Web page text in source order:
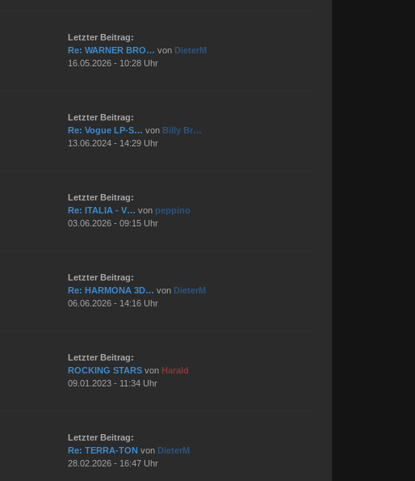
Letzter Beitrag:
Re: WARNER BRO… von DieterM
16.05.2026 - 10:28 Uhr
Letzter Beitrag:
Re: Vogue LP-S… von Billy Br…
13.06.2024 - 14:29 Uhr
Letzter Beitrag:
Re: ITALIA - V… von peppino
03.06.2026 - 09:15 Uhr
Letzter Beitrag:
Re: HARMONA 3D… von DieterM
06.06.2026 - 14:16 Uhr
Letzter Beitrag:
ROCKING STARSvon Harald
09.01.2023 - 11:34 Uhr
Letzter Beitrag:
Re: TERRA-TONvon DieterM
28.02.2026 - 16:47 Uhr